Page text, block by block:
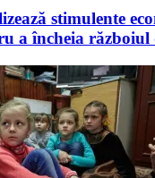
stimulente
a încheia